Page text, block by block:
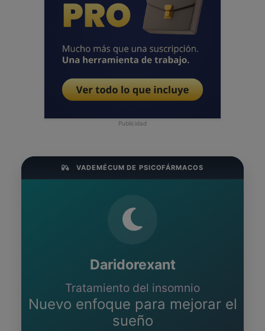
Publicidad
VADEMÉCUM DE PSICOFÁRMACOS
Daridorexant
Tratamiento del insomnio
Nuevo enfoque para mejorar el
sueño